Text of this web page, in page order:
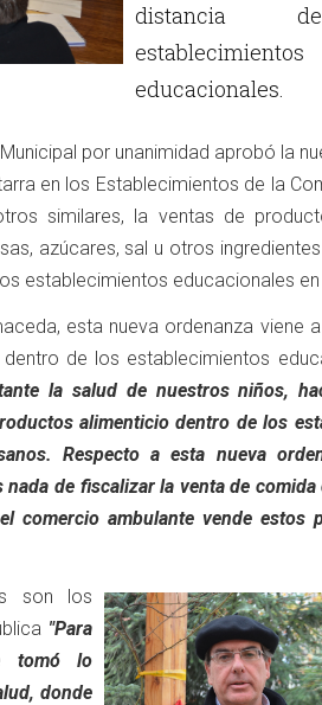
distancia
establecimientos
educacionales.
por unanimidad aprobó la
en los Establecimientos de la
similares, la ventas de
azúcares, sal u otros
establecimientos educacionales
esta nueva ordenanza viene
de los establecimientos
la salud de nuestros niños,
alimenticio dentro de los
Respecto a esta nueva
de fiscalizar la venta de
comercio ambulante vende estos
son los
"Para
tomó lo
donde